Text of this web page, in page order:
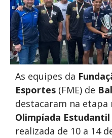
As equipes da
Esportes (FME) de
destacaram na
Olimpíada
realizada de 10 a 14